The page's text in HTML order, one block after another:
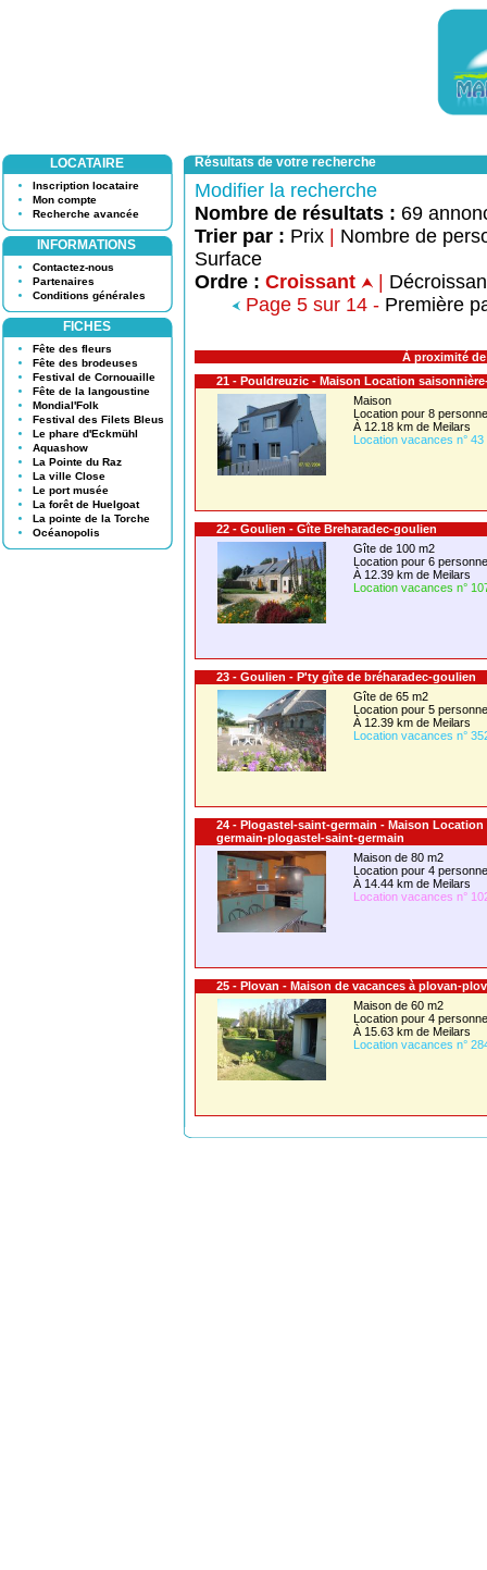
LOCATAIRE
Inscription locataire
Mon compte
Recherche avancée
INFORMATIONS
Contactez-nous
Partenaires
Conditions générales
FICHES
Fête des fleurs
Fête des brodeuses
Festival de Cornouaille
Fête de la langoustine
Mondial'Folk
Festival des Filets Bleus
Le phare d'Eckmühl
Aquashow
La Pointe du Raz
La ville Close
Le port musée
La forêt de Huelgoat
La pointe de la Torche
Océanopolis
Résultats de votre recherche
Modifier la recherche
Nombre de résultats : 69
Trier par : Prix
Nombre de
Surface
Ordre : Croissant
Page 5 sur 14 - Première
À proximité
21 - Pouldreuzic - Maison Location
Maison
Location pour 8
À 12.18 km de Meilars
Location vacances n° 43
22 - Goulien - Gîte Breharadec-goulien
Gîte de 100 m2
Location pour 6
À 12.39 km de Meilars
Location vacances n°
23 - Goulien - P'ty gîte de bréharadec-goulien
Gîte de 65 m2
Location pour 5
À 12.39 km de Meilars
Location vacances n°
24 - Plogastel-saint-germain - Maison
germain-plogastel-saint-germain
Maison de 80 m2
Location pour 4
À 14.44 km de Meilars
Location vacances n°
25 - Plovan - Maison de vacances à plovan-
Maison de 60 m2
Location pour 4
À 15.63 km de Meilars
Location vacances n°